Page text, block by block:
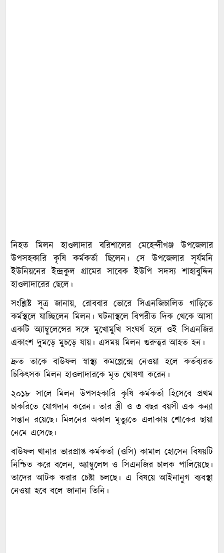
নিহত মিলন হাওলাদার বরিশালের মেহেন্দীগঞ্জ উপজেলার
উপসহকারি কৃষি কর্মকর্তা ছিলেন। সে উপজেলার সূর্যমনি
ইউনিয়নের ইন্দ্রকুল গ্রামের সাবেক ইউপি সদস্য শাহাবুদ্দিন
হাওলাদারের ছেলে।
সংশ্লিষ্ট সূত্র জানায়, রোববার ভোরে সিএনজিচালিত গাড়িতে
কর্মস্থলে যাচ্ছিলেন মিলন। ঘটনাস্থলে বিপরীত দিক থেকে আসা
একটি অ্যাম্বুলেন্সের সঙ্গে মুখোমুখি সংঘর্ষ হলে ওই সিএনজির
একাংশ দুমড়ে মুচড়ে যায়। এসময় মিলন গুরুত্বর আহত হন।
দ্রুত তাকে বাউফল স্বাস্থ্য কমপ্লেক্সে নেওয়া হলে কর্তব্যরত
চিকিৎসক মিলন হাওলাদারকে মৃত ঘোষণা করেন।
২০১৮ সালে মিলন উপসহকারি কৃষি কর্মকর্তা হিসেবে প্রথম
চাকরিতে যোগদান করেন। তার স্ত্রী ও ৩ বছর বয়সী এক কন্যা
সন্তান রয়েছে। মিলনের অকাল মৃত্যুতে এলাকায় শোকের ছায়া
নেমে এসেছে।
বাউফল থানার ভারপ্রাপ্ত কর্মকর্তা (ওসি) কামাল হোসেন বিষয়টি
নিশ্চিত করে বলেন, অ্যাম্বুলেন্স ও সিএনজির চালক পালিয়েছে।
তাদের আটক করার চেষ্টা চলছে। এ বিষয়ে আইনানুগ ব্যবস্থা
নেওয়া হবে বলে জানান তিনি।